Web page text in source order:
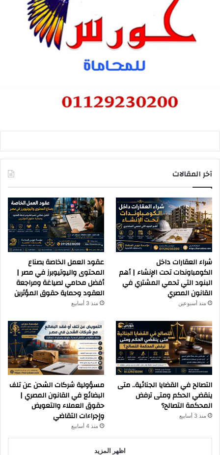
آخر المقالات
شراء العقارات داخل
الكومباوندات تحت الإنشاء | أهم
البنود التي تحمي المشتري في
القانون المصري
منذ أسبوعين
عقود العمل الخاصة بصناع
المحتوى واليوتيوبرز في مصر |
أفضل محامي لصياغة ومراجعة
العقود وحماية حقوق المؤثرين
منذ 3 أسابيع
التصالح في القضايا الجنائية.. متى
ينقضي الحكم ومتى ترفض
المحكمة التصالح؟
منذ 3 أسابيع
مسؤولية شركات الشحن عن تلف
البضائع في القانون المصري |
حقوق العملاء والتعويض
وإجراءات التقاضي
منذ 4 أسابيع
اظهر المزيد